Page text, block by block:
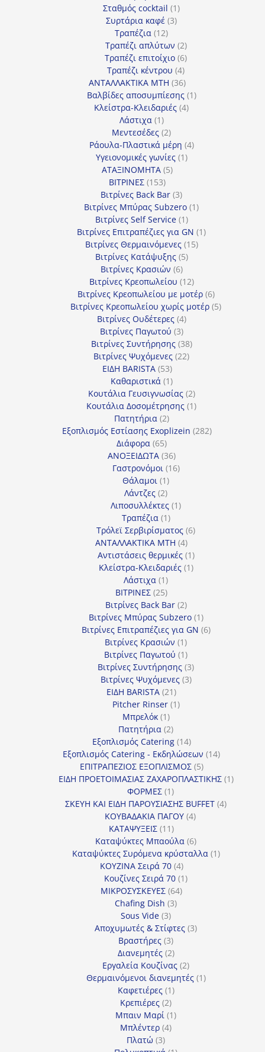
προϊόν
Σταθμός cocktail 11
Συρτάρια καφέ 33
Τραπέζια 1212
προϊόντα
Τραπέζι απλύτων 22
προϊόντα
Τραπέζι επιτοίχιο 66
προϊόντα
Τραπέζι κέντρου 44
προϊόντα
ΑΝΤΑΛΛΑΚΤΙΚΑ MTH 3636
προϊόντα
Βαλβίδες αποσυμπίεσης 11
Κλείστρα-Κλειδαριές 44
Λάστιχα 11
προϊόν
Μεντεσέδες 22
προϊόντα
Ράουλα-Πλαστικά μέρη 44
Υγειονομικές γωνίες 11
ΑΤΑΞΙΝΟΜΗΤΑ 55
ΒΙΤΡΙΝΕΣ 153153
προϊόντα
Βιτρίνες Back Bar 33
προϊόντα
Βιτρίνες Mπύρας Subzero 11
Βιτρίνες Self Service 11
προϊόν
Βιτρίνες Επιτραπέζιες για GN 11
Βιτρίνες Θερμαινόμενες 1515
Βιτρίνες Κατάψυξης 55
Βιτρίνες Κρασιών 66
προϊόντα
Βιτρίνες Κρεοπωλείου 1212
προϊόντα
Βιτρίνες Κρεοπωλείου με μοτέρ 66
προϊόντα
Βιτρίνες Κρεοπωλείου χωρίς μοτέρ 55
Βιτρίνες Ουδέτερες 44
προϊόντα
Βιτρίνες Παγωτού 33
προϊόντα
Βιτρίνες Συντήρησης 3838
προϊόντα
Βιτρίνες Ψυχόμενες 2222
ΕΙΔΗ BARISTA 5353
προϊόντα
Καθαριστικά 11
προϊόν
Κουτάλια Γευσιγνωσίας 22
προϊόντα
Κουτάλια Δοσομέτρησης 11
Πατητήρια 22
προϊόντα
Εξοπλισμός Εστίασης Exoplizein 282282
Διάφορα 6565
προϊόντα
ΑΝΟΞΕΙΔΩΤΑ 3636
προϊόντα
Γαστρονόμοι 1616
Θάλαμοι 11
προϊόν
Λάντζες 22
προϊόντα
Λιποσυλλέκτες 11
Τραπέζια 11
προϊόν
Τρόλεϊ Σερβιρίσματος 66
ΑΝΤΑΛΛΑΚΤΙΚΑ MTH 44
προϊόντα
Αντιστάσεις θερμικές 11
προϊόν
Κλείστρα-Κλειδαριές 11
Λάστιχα 11
προϊόν
ΒΙΤΡΙΝΕΣ 2525
προϊόντα
Βιτρίνες Back Bar 22
προϊόντα
Βιτρίνες Mπύρας Subzero 11
προϊόν
Βιτρίνες Επιτραπέζιες για GN 66
Βιτρίνες Κρασιών 11
προϊόν
Βιτρίνες Παγωτού 11
προϊόν
Βιτρίνες Συντήρησης 33
προϊόντα
Βιτρίνες Ψυχόμενες 33
ΕΙΔΗ BARISTA 2121
προϊόντα
Pitcher Rinser 11
Μπρελόκ 11
προϊόν
Πατητήρια 22
προϊόντα
Εξοπλισμός Catering 1414
προϊόντα
Εξοπλισμός Catering - Εκδηλώσεων 1414
ΕΠΙΤΡΑΠΕΖΙΟΣ ΕΞΟΠΛΙΣΜΟΣ 55
προϊόντα
ΕΙΔΗ ΠΡΟΕΤΟΙΜΑΣΙΑΣ ΖΑΧΑΡΟΠΛΑΣΤΙΚΗΣ 11
ΦΟΡΜΕΣ 11
προϊόν
ΣΚΕΥΗ ΚΑΙ ΕΙΔΗ ΠΑΡΟΥΣΙΑΣΗΣ BUFFET 44
ΚΟΥΒΑΔΑΚΙΑ ΠΑΓΟΥ 44
ΚΑΤΑΨΥΞΕΙΣ 1111
προϊόντα
Καταψύκτες Μπαούλα 66
προϊόντα
Καταψύκτες Συρόμενα κρύσταλλα 11
ΚΟΥΖΙΝΑ Σειρά 70 44
προϊόντα
Κουζίνες Σειρά 70 11
ΜΙΚΡΟΣΥΣΚΕΥΕΣ 6464
Chafing Dish 33
Sous Vide 33
προϊόντα
Αποχυμωτές & Στίφτες 33
Βραστήρες 33
προϊόντα
Διανεμητές 22
προϊόντα
Εργαλεία Κουζίνας 22
προϊόντα
Θερμαινόμενοι διανεμητές 11
Καφετιέρες 11
προϊόν
Κρεπιέρες 22
προϊόντα
Μπαιν Μαρί 11
Μπλέντερ 44
Πλατώ 33